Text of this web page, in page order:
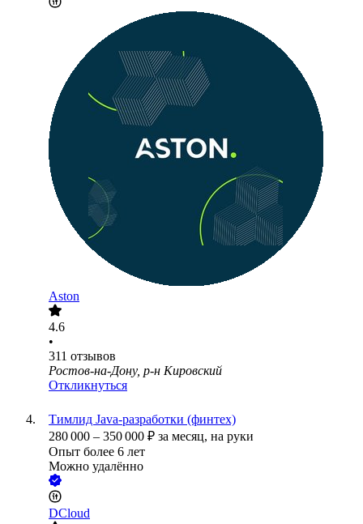
Aston
4.6
•
311 отзывов
Ростов-на-Дону, р-н Кировский
Откликнуться
Тимлид Java-разработки (финтех)
280 000 – 350 000 ₽ за месяц, на руки
Опыт более 6 лет
Можно удалённо
DCloud